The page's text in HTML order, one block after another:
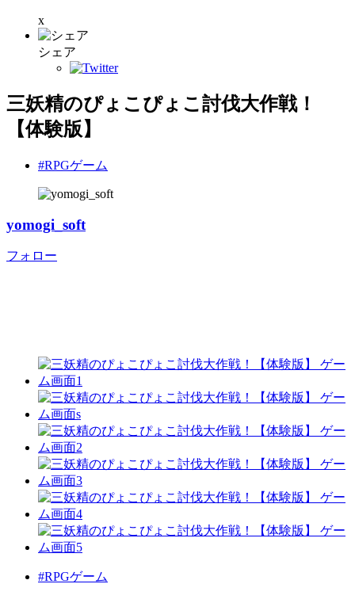
x
シェア
三妖精のぴょこぴょこ討伐大作戦！
【体験版】
#RPGゲーム
yomogi_soft
フォロー
#RPGゲーム